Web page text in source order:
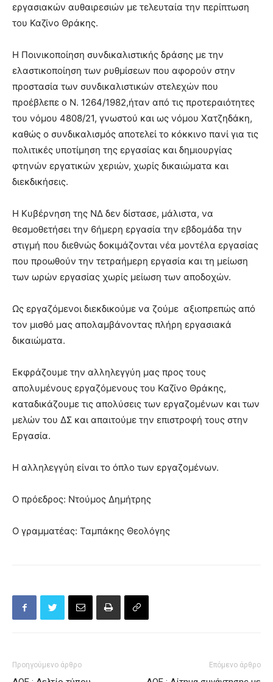
εργασιακών αυθαιρεσιών με τελευταία την περίπτωση
του Καζίνο Θράκης.
Η Ποινικοποίηση συνδικαλιστικής δράσης με την
ελαστικοποίηση των ρυθμίσεων που αφορούν στην
προστασία των συνδικαλιστικών στελεχών που
προέβλεπε ο Ν. 1264/1982,ήταν από τις προτεραιότητες
του νόμου 4808/21, γνωστού και ως νόμου Χατζηδάκη,
καθώς ο συνδικαλισμός αποτελεί το κόκκινο πανί για τις
πολιτικές υποτίμηση της εργασίας και δημιουργίας
φτηνών εργατικών χεριών, χωρίς δικαιώματα και
διεκδικήσεις.
Η Κυβέρνηση της ΝΔ δεν δίστασε, μάλιστα, να
θεσμοθετήσει την 6ήμερη εργασία την εβδομάδα την
στιγμή που διεθνώς δοκιμάζονται νέα μοντέλα εργασίας
που προωθούν την τετραήμερη εργασία και τη μείωση
των ωρών εργασίας χωρίς μείωση των αποδοχών.
Ως εργαζόμενοι διεκδικούμε να ζούμε αξιοπρεπώς από
τον μισθό μας απολαμβάνοντας πλήρη εργασιακά
δικαιώματα.
Εκφράζουμε την αλληλεγγύη μας προς τους
απολυμένους εργαζόμενους του Καζίνο Θράκης,
καταδικάζουμε τις απολύσεις των εργαζομένων και των
μελών του ΔΣ και απαιτούμε την επιστροφή τους στην
Εργασία.
Η αλληλεγγύη είναι το όπλο των εργαζομένων.
Ο πρόεδρος: Ντούμος Δημήτρης
Ο γραμματέας: Ταμπάκης Θεολόγης
Προηγούμενο άρθρο Επόμενο άρθρο